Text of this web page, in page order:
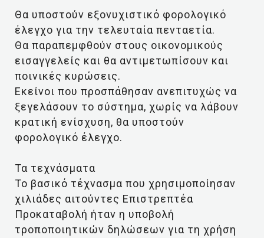
Θα υποστούν εξονυχιστικό φορολογικό
έλεγχο για την τελευταία πενταετία.
Θα παραπεμφθούν στους οικονομικούς
εισαγγελείς και θα αντιμετωπίσουν και
ποινικές κυρώσεις.
Εκείνοι που προσπάθησαν ανεπιτυχώς να
ξεγελάσουν το σύστημα, χωρίς να λάβουν
κρατική ενίσχυση, θα υποστούν
φορολογικό έλεγχο.
Τα τεχνάσματα
Το βασικό τέχνασμα που χρησιμοποίησαν
χιλιάδες αιτούντες Επιστρεπτέα
Προκαταβολή ήταν η υποβολή
τροποποιητικών δηλώσεων για τη χρήση